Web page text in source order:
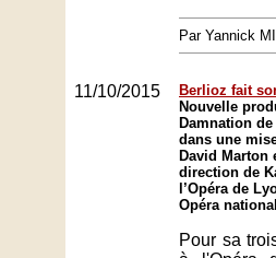
Par Yannick
11/10/2015
Berlioz fait
Nouvelle
Damnation
dans une
David Marton
direction de
l’Opéra de
Opéra
Pour sa